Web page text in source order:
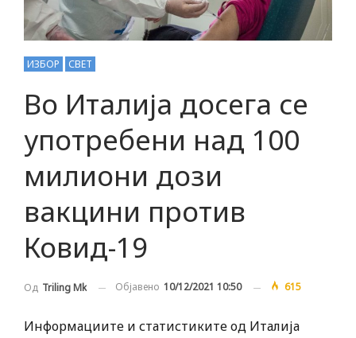
ИЗБОР СВЕТ
Во Италија досега се
употребени над 100
милиони дози
вакцини против
Ковид-19
Од Triling Mk Објавено 10/12/2021 10:50 615
Информациите и статистиките од Италија